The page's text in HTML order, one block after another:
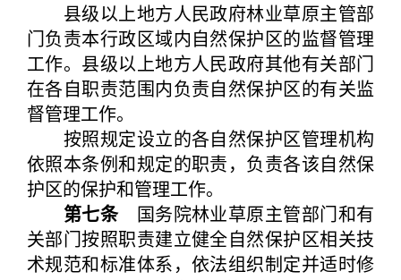
县级以上地方人民政府林业草原主管部
门负责本行政区域内自然保护区的监督管理
工作。县级以上地方人民政府其他有关部门
在各自职责范围内负责自然保护区的有关监
督管理工作。
按照规定设立的各自然保护区管理机构
依照本条例和规定的职责，负责各该自然保
护区的保护和管理工作。
第七条国务院林业草原主管部门和有
关部门按照职责建立健全自然保护区相关技
术规范和标准体系，依法组织制定并适时修